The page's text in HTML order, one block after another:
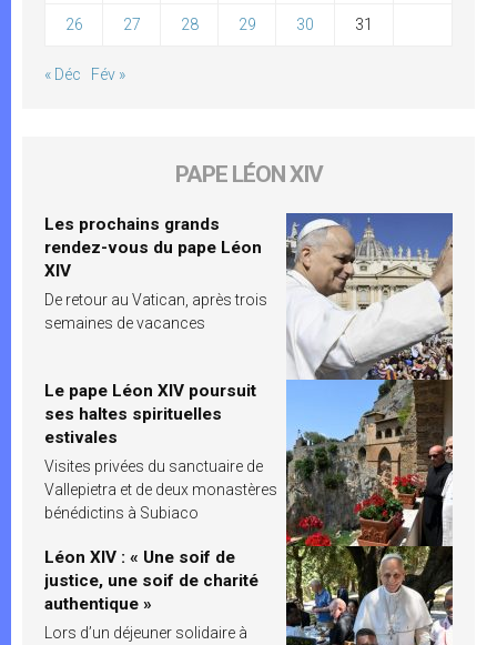
26 27 28 29 30 31
« Déc Fév »
PAPE LÉON XIV
Les prochains grands
rendez-vous du pape Léon
XIV
De retour au Vatican, après trois
semaines de vacances
Le pape Léon XIV poursuit
ses haltes spirituelles
estivales
Visites privées du sanctuaire de
Vallepietra et de deux monastères
bénédictins à Subiaco
Léon XIV : « Une soif de
justice, une soif de charité
authentique »
Lors d’un déjeuner solidaire à